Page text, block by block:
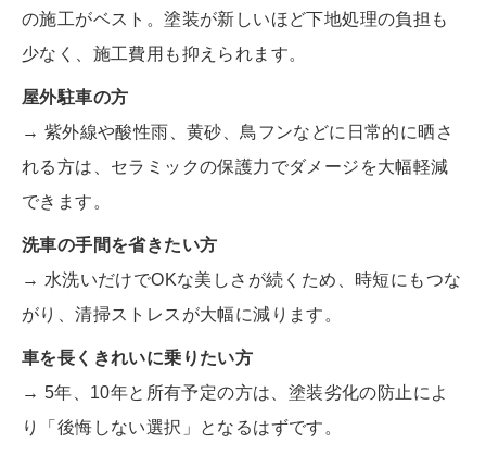
の施工がベスト。塗装が新しいほど下地処理の負担も
少なく、施工費用も抑えられます。
屋外駐車の方
→ 紫外線や酸性雨、黄砂、鳥フンなどに日常的に晒さ
れる方は、セラミックの保護力でダメージを大幅軽減
できます。
洗車の手間を省きたい方
→ 水洗いだけでOKな美しさが続くため、時短にもつな
がり、清掃ストレスが大幅に減ります。
車を長くきれいに乗りたい方
→ 5年、10年と所有予定の方は、塗装劣化の防止によ
り「後悔しない選択」となるはずです。